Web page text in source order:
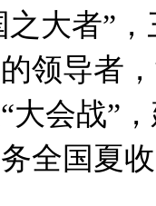
者”，
领导者
大会战”
全国夏